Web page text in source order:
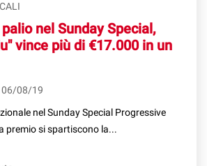
nel Sunday Special,
vince più di €17.000 in un
06/08/19
nel Sunday Special Progressive
premio si spartiscono la...